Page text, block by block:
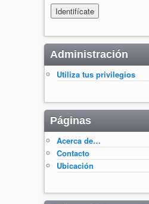
Administración
Utiliza tus privilegios
Páginas
Acerca de…
Contacto
Ubicación